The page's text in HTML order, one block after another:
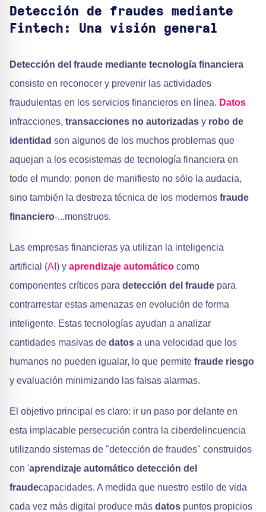
Detección de fraudes mediante
Fintech: Una visión general
Detección del fraude mediante tecnología financiera
consiste en reconocer y prevenir las actividades
fraudulentas en los servicios financieros en línea. Datos
infracciones, transacciones no autorizadas y robo de
identidad son algunos de los muchos problemas que
aquejan a los ecosistemas de tecnología financiera en
todo el mundo; ponen de manifiesto no sólo la audacia,
sino también la destreza técnica de los modernos fraude
financiero-...monstruos.
Las empresas financieras ya utilizan la inteligencia
artificial (AI ) y aprendizaje automático como
componentes críticos para detección del fraude para
contrarrestar estas amenazas en evolución de forma
inteligente. Estas tecnologías ayudan a analizar
cantidades masivas de datos a una velocidad que los
humanos no pueden igualar, lo que permite fraude riesgo
y evaluación minimizando las falsas alarmas.
El objetivo principal es claro: ir un paso por delante en
esta implacable persecución contra la ciberdelincuencia
utilizando sistemas de "detección de fraudes" construidos
con 'aprendizaje automático detección del
fraudecapacidades. A medida que nuestro estilo de vida
cada vez más digital produce más datos puntos propicios